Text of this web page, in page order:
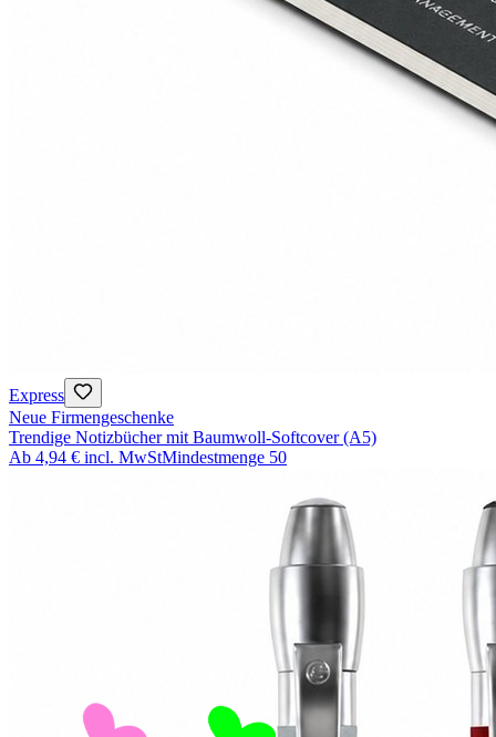
Express
Neue Firmengeschenke
Trendige Notizbücher mit Baumwoll-Softcover (A5)
Ab 4,94 € incl. MwStMindestmenge 50